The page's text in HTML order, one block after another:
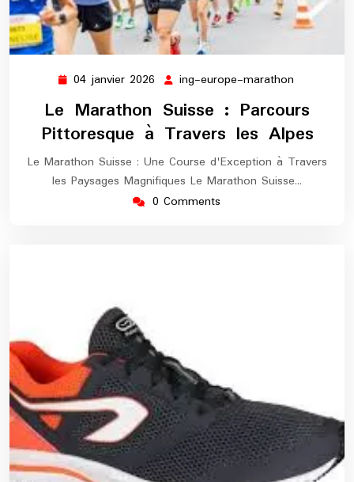
04 janvier 2026 04
janvier
2026
ing-europe-marathon
marathon
Le Marathon Suisse : Parcours
Pittoresque à Travers les Alpes
Le Marathon Suisse : Une Course d'Exception à Travers
les Paysages Magnifiques Le Marathon Suisse…
0 Comments